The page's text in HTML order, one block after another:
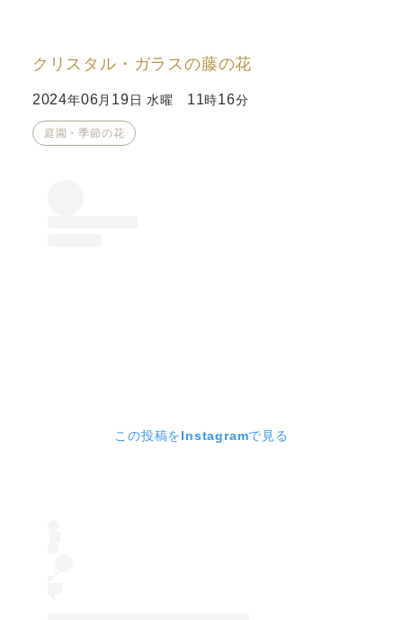
クリスタル・ガラスの藤の花
2024年06月 19 日 水曜 11時16分
庭園・季節の花
この投稿をInstagramで見る